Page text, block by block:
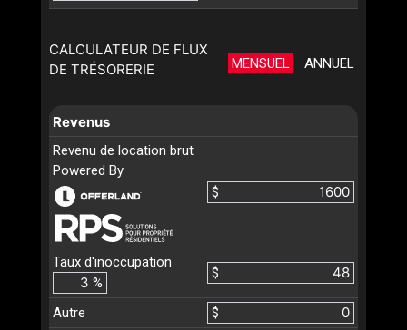
CALCULATEUR DE FLUX
DE TRÉSORERIE
MENSUEL ANNUEL
Revenus
Revenu de location brut
Powered By
$
Taux d'inoccupation
%
$
Autre
$